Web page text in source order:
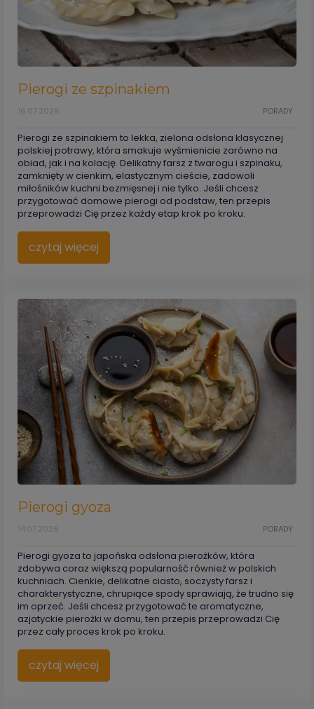
Pierogi ze szpinakiem
PORADY
16.07.2026
Pierogi ze szpinakiem to lekka, zielona odsłona klasycznej
polskiej potrawy, która smakuje wyśmienicie zarówno na
obiad, jak i na kolację. Delikatny farsz z twarogu i szpinaku,
zamknięty w cienkim, elastycznym cieście, zadowoli
miłośników kuchni bezmięsnej i nie tylko. Jeśli chcesz
przygotować domowe pierogi od podstaw, ten przepis
przeprowadzi Cię przez każdy etap krok po kroku.
czytaj więcej
Pierogi gyoza
PORADY
14.07.2026
Pierogi gyoza to japońska odsłona pierożków, która
zdobywa coraz większą popularność również w polskich
kuchniach. Cienkie, delikatne ciasto, soczysty farsz i
charakterystyczne, chrupiące spody sprawiają, że trudno się
im oprzeć. Jeśli chcesz przygotować te aromatyczne,
azjatyckie pierożki w domu, ten przepis przeprowadzi Cię
przez cały proces krok po kroku.
czytaj więcej